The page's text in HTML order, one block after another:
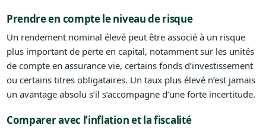
Prendre en compte le niveau de risque
Un rendement nominal élevé peut être associé à un risque
plus important de perte en capital, notamment sur les unités
de compte en assurance vie, certains fonds d’investissement
ou certains titres obligataires. Un taux plus élevé n’est jamais
un avantage absolu s’il s’accompagne d’une forte incertitude.
Comparer avec l’inflation et la fiscalité